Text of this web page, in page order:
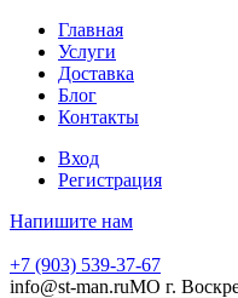
Главная
Услуги
Доставка
Блог
Контакты
Вход
Регистрация
Напишите нам
+7 (903) 539-37-67
info@st-man.ruМО г.